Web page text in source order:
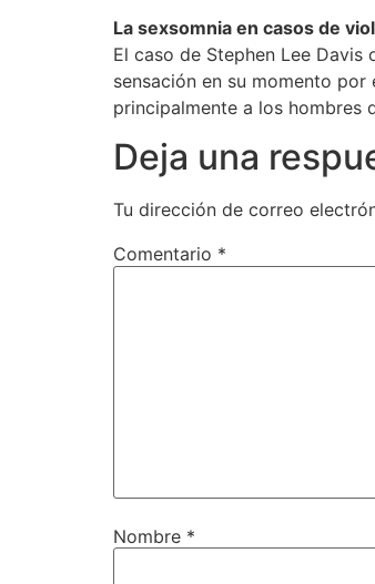
La sexsomnia en casos de
El caso de Stephen Lee Davis
sensación en su momento
principalmente a los hombres
Deja una
Tu dirección de correo
Comentario *
Nombre *